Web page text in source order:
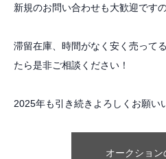
新規のお問い合わせも大歓迎ですの
滞留在庫、時間がなく安く売って
たら是非ご相談ください！
2025年も引き続きよろしくお願い
オークション